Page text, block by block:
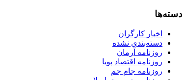
دسته‌ها
اخبار کارگران
دسته‌بندی نشده
روزنامه آرمان
روزنامه اقتصاد پویا
روزنامه جام جم